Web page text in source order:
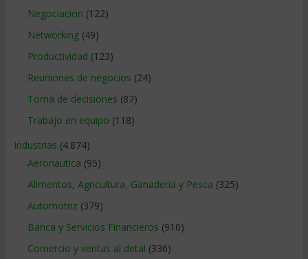
Negociacion (122)
Networking(49)
Productividad (123)
Reuniones de negocios (24)
Toma de decisiones (87)
Trabajo en equipo (118)
Industrias (4.874)
Aeronautica (95)
Alimentos, Agricultura, Ganaderia y Pesca (325)
Automotriz(379)
Banca y Servicios Financieros (910)
Comercio y ventas al detal (336)